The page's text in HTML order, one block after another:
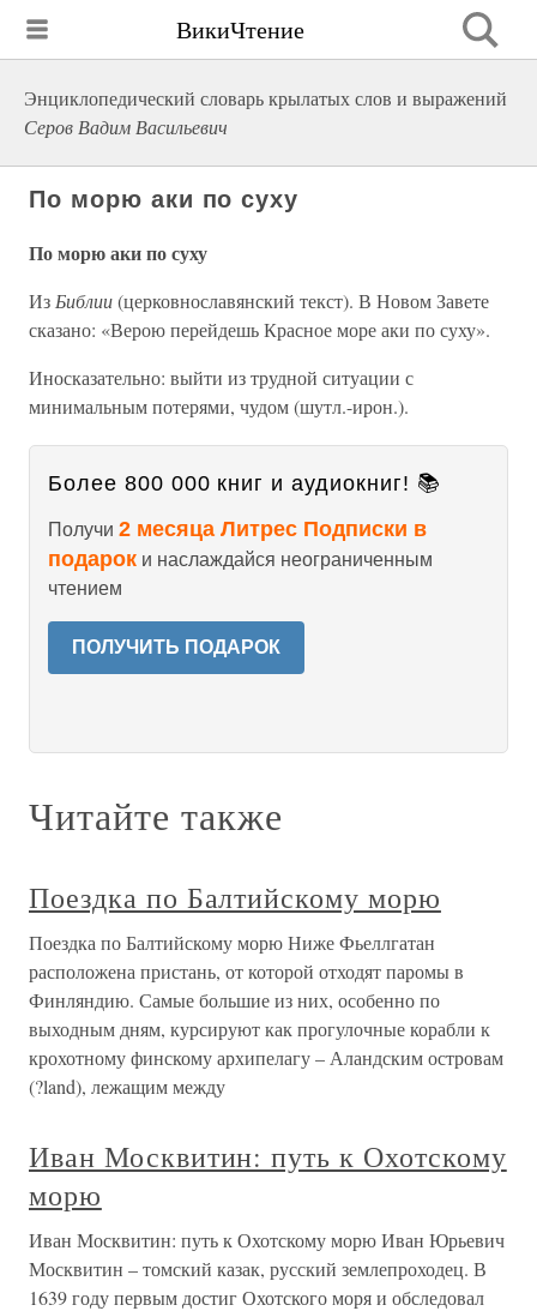
ВикиЧтение
Энциклопедический словарь крылатых слов и выражений
Серов Вадим Васильевич
По морю аки по суху
По морю аки по суху
Из Библии(церковнославянский текст). В Новом Завете
сказано: «Верою перейдешь Красное море аки по суху».
Иносказательно: выйти из трудной ситуации с
минимальным потерями, чудом (шутл.-ирон.).
Более 800 000 книг и аудиокниг! 📚
Получи 2 месяца Литрес Подписки в
подарок и наслаждайся неограниченным
чтением
ПОЛУЧИТЬ ПОДАРОК
Читайте также
Поездка по Балтийскому морю
Поездка по Балтийскому морю Ниже Фьеллгатан
расположена пристань, от которой отходят паромы в
Финляндию. Самые большие из них, особенно по
выходным дням, курсируют как прогулочные корабли к
крохотному финскому архипелагу – Аландским островам
(?land), лежащим между
Иван Москвитин: путь к Охотскому
морю
Иван Москвитин: путь к Охотскому морю Иван Юрьевич
Москвитин – томский казак, русский землепроходец. В
1639 году первым достиг Охотского моря и обследовал